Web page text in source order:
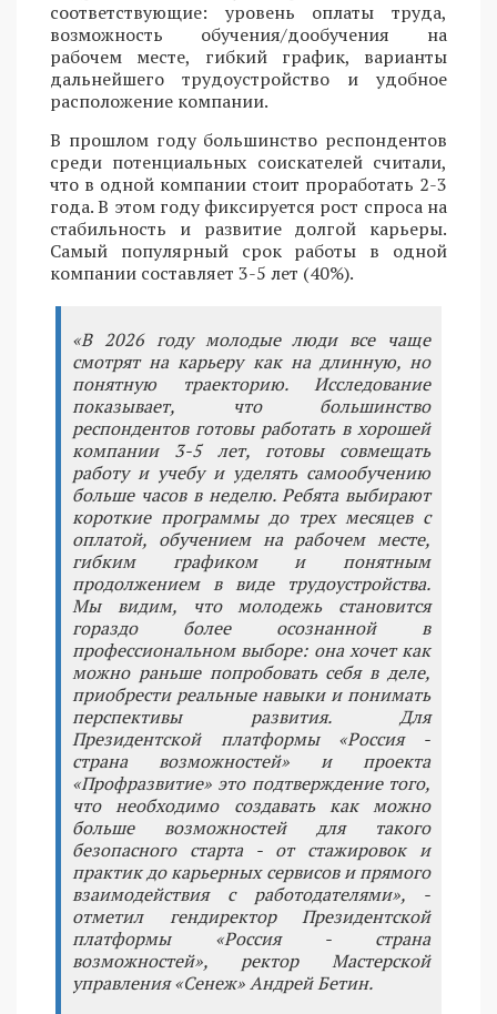
соответствующие: уровень оплаты труда,
возможность обучения/дообучения на
рабочем месте, гибкий график, варианты
дальнейшего трудоустройство и удобное
расположение компании.
В прошлом году большинство респондентов
среди потенциальных соискателей считали,
что в одной компании стоит проработать 2-3
года. В этом году фиксируется рост спроса на
стабильность и развитие долгой карьеры.
Самый популярный срок работы в одной
компании составляет 3-5 лет (40%).
«В 2026 году молодые люди все чаще
смотрят на карьеру как на длинную, но
понятную траекторию. Исследование
показывает, что большинство
респондентов готовы работать в хорошей
компании 3-5 лет, готовы совмещать
работу и учебу и уделять самообучению
больше часов в неделю. Ребята выбирают
короткие программы до трех месяцев с
оплатой, обучением на рабочем месте,
гибким графиком и понятным
продолжением в виде трудоустройства.
Мы видим, что молодежь становится
гораздо более осознанной в
профессиональном выборе: она хочет как
можно раньше попробовать себя в деле,
приобрести реальные навыки и понимать
перспективы развития. Для
Президентской платформы «Россия -
страна возможностей» и проекта
«Профразвитие» это подтверждение того,
что необходимо создавать как можно
больше возможностей для такого
безопасного старта - от стажировок и
практик до карьерных сервисов и прямого
взаимодействия с работодателями», -
отметил гендиректор Президентской
платформы «Россия - страна
возможностей», ректор Мастерской
управления «Сенеж» Андрей Бетин.